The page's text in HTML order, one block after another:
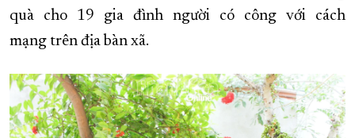
KHOẢNH KHẮC ĐẸP XỨ TRẦM
XÂY DỰNG KHÁNH HÒA TRỞ THÀNH THÀNH PHỐ TRỰC THUỘC
ĐẠI HỘI ĐẢNG CÁC CẤP TRANG CHỦ VỀ BÁO KHÁNH HÒA
quà cho 19 gia đình người có công với cách
mạng trên địa bàn xã.